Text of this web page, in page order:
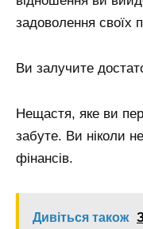
задоволення своїх
Ви залучите
Нещастя, яке ви
забуте. Ви ніколи
фінансів.
Дивіться також